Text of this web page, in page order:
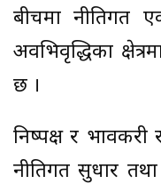
बीचमा नीतिगत
अवभिवृद्धिका
छ ।
निष्पक्ष र
नीतिगत सुधार